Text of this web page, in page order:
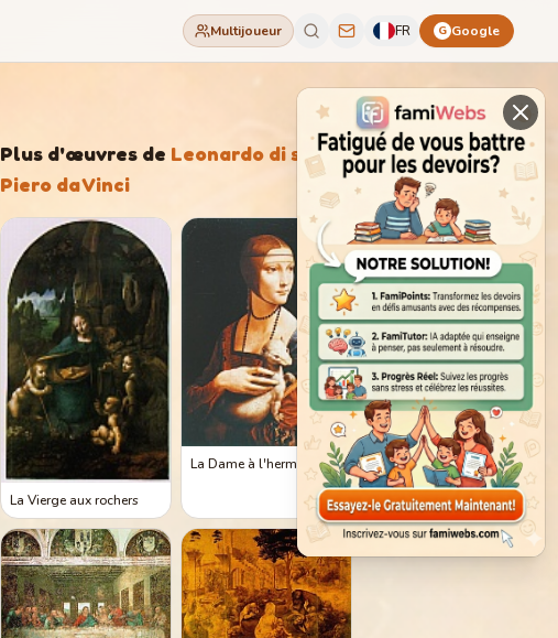
Multijoueur FR G Google
Plus d'œuvres de Leonardo di ser
Piero da Vinci
La Vierge aux rochers
La Dame à l'hermine